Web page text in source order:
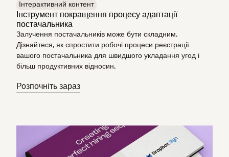
Інтерактивний контент
Інструмент покращення процесу адаптації
постачальника
Залучення постачальників може бути складним.
Дізнайтеся, як спростити робочі процеси реєстрації
вашого постачальника для швидшого укладання угод і
більш продуктивних відносин.
Розпочніть зараз